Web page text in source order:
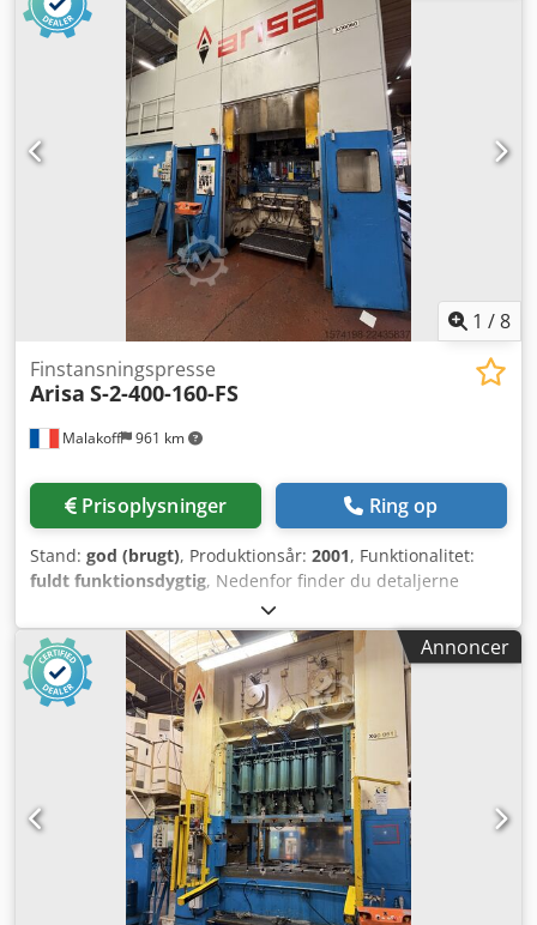
Denne finstansningspresse FEINTOOL HFA 320 blev
komplet renoveret i 2019 og er i en som ny stand med ny
CE-mærkning. HOVEDSTEMPEL Nomineret totaltryk: 320 t
Mindste slaglængde: 30 mm Slaglængde: 80 mm Chedpfx
Amsvwgl Nevoa V-RING Nomineret tryk: 160 t Slaglængde:
30 mm MODSTEMPEL Nomineret tryk: 80 t Slaglængde: 30
mm VÆRKTØJSDIMENSIONER Nederste bord – bredde: 630
mm Nederste bord – dybde: 740 mm Øverste bord –
bredde: 630 mm Øverste bord – dybde: 630 mm Maks.
frihøjde: 320 mm ELEKTRISKE SPECIFIKATIONER Samlet
strømforbrug: 60 kW
1 /8
Malakoff 961 km
Finstansningspresse
Arisa S-2-400-160-FS
Prisoplysninger Ring op
Stand: god (brugt), Produktionsår: 2001, Funktionalitet:
fuldt funktionsdygtig, Nedenfor finder du detaljerne
vedrørende det udstyr, der er tilgængeligt til salg:
Mekanisk presse ARISA 400 ton (S-2-400-160-FS) + DIMECO-
fremføringsline – År 2001 Beskrivelse: Komplet mekanisk
presse til stansning/formning, ARISA 400 ton, med
tilhørende automatisk DIMECO-fremføringsline
(afvikler/mater). Tekniske specifikationer: ARISA-presse: -
Mærke/model: ARISA S-2-400-160-FS (nr. 400365947) – År:
2001 | Standard: CE – Nominel kraft: 4.000 kN (400 ton) –
Slaglængde (min./maks.): 25 – 250 mm – Frekvens: 25 til
100 slag/min. – Lukket højde: 485 mm | Justering af slæde:
200 mm – Effekt: 55 kW | Pressevægt: 65.000 kg (65 ton)
ARISA-bord: - Model: Type 934.34 (nr. 934345950) –
Borddimensioner (L x B): 1.700 × 1.300 mm – Maks.
Annoncer